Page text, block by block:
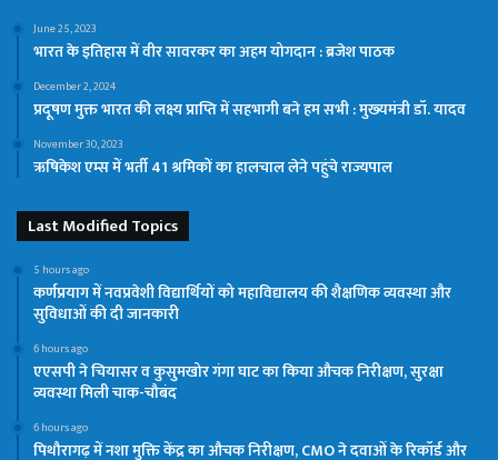
June 25, 2023
भारत के इतिहास में वीर सावरकर का अहम योगदान : ब्रजेश पाठक
December 2, 2024
प्रदूषण मुक्त भारत की लक्ष्य प्राप्ति में सहभागी बने हम सभी : मुख्‍यमंत्री डॉ. यादव
November 30, 2023
ऋषिकेश एम्स में भर्ती 41 श्रमिकों का हालचाल लेने पहुंचे राज्यपाल
Last Modified Topics
5 hours ago
कर्णप्रयाग में नवप्रवेशी विद्यार्थियों को महाविद्यालय की शैक्षणिक व्यवस्था और
सुविधाओं की दी जानकारी
6 hours ago
एएसपी ने चियासर व कुसुमखोर गंगा घाट का किया औचक निरीक्षण, सुरक्षा
व्यवस्था मिली चाक-चौबंद
6 hours ago
पिथौरागढ़ में नशा मुक्ति केंद्र का औचक निरीक्षण, CMO ने दवाओं के रिकॉर्ड और